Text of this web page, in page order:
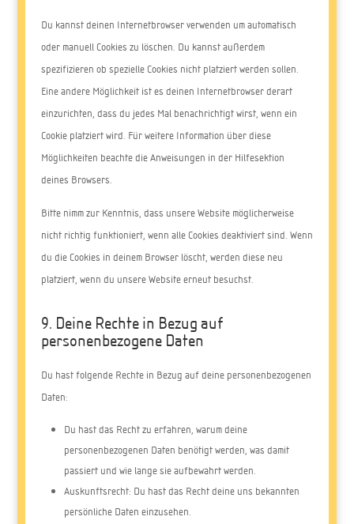
Du kannst deinen Internetbrowser verwenden um automatisch
oder manuell Cookies zu löschen. Du kannst außerdem
spezifizieren ob spezielle Cookies nicht platziert werden sollen.
Eine andere Möglichkeit ist es deinen Internetbrowser derart
einzurichten, dass du jedes Mal benachrichtigt wirst, wenn ein
Cookie platziert wird. Für weitere Information über diese
Möglichkeiten beachte die Anweisungen in der Hilfesektion
deines Browsers.
Bitte nimm zur Kenntnis, dass unsere Website möglicherweise
nicht richtig funktioniert, wenn alle Cookies deaktiviert sind. Wenn
du die Cookies in deinem Browser löscht, werden diese neu
platziert, wenn du unsere Website erneut besuchst.
9. Deine Rechte in Bezug auf
personenbezogene Daten
Du hast folgende Rechte in Bezug auf deine personenbezogenen
Daten:
Du hast das Recht zu erfahren, warum deine
personenbezogenen Daten benötigt werden, was damit
passiert und wie lange sie aufbewahrt werden.
Auskunftsrecht: Du hast das Recht deine uns bekannten
persönliche Daten einzusehen.